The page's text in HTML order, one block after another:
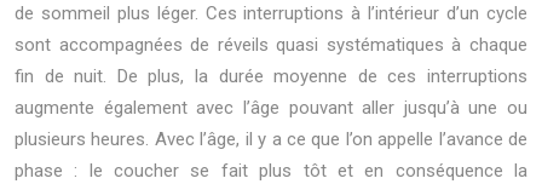
de sommeil plus léger. Ces interruptions à l’intérieur d’un cycle
sont accompagnées de réveils quasi systématiques à chaque
fin de nuit. De plus, la durée moyenne de ces interruptions
augmente également avec l’âge pouvant aller jusqu’à une ou
plusieurs heures. Avec l’âge, il y a ce que l’on appelle l’avance de
phase : le coucher se fait plus tôt et en conséquence la